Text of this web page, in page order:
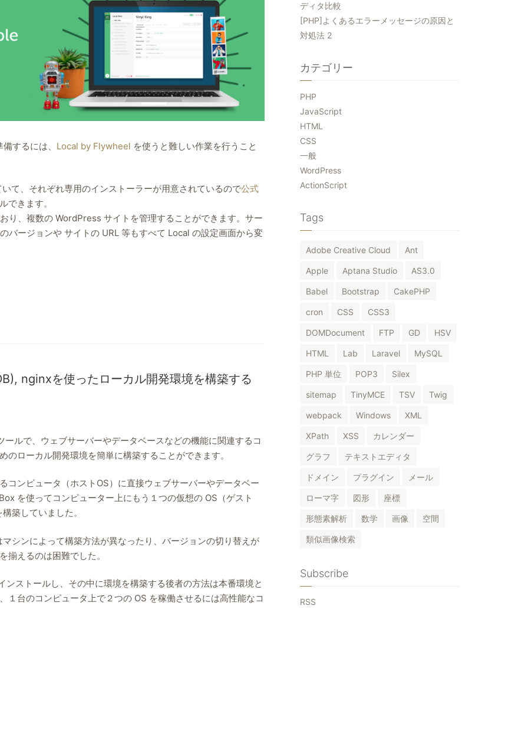
するには、 Local by Flywheel を使うと難しい作業を行うこと
て、それぞれ専用のインストーラーが用意されているので公式
できます。
、複数の WordPress サイトを管理することができます。サー
バージョンや サイトの URL 等もすべて Local の設定画面から変
nginxを使ったローカル開発環境を構築する
ルで、ウェブサーバーやデータベースなどの機能に関連するコ
ローカル開発環境を簡単に構築することができます。
コンピュータ（ホストOS）に直接ウェブサーバーやデータベー
を使ってコンピューター上にもう１つの仮想の OS（ゲスト
築していました。
シンによって構築方法が異なったり、バージョンの切り替えが
揃えるのは困難でした。
ストールし、その中に環境を構築する後者の方法は本番環境と
１台のコンピュータ上で２つの OS を稼働させるには高性能なコ
ディタ比較
[PHP]よくあるエラーメッセージの原因と
対処法 2
カテゴリー
PHP
JavaScript
HTML
CSS
一般
WordPress
ActionScript
Tags
Adobe Creative Cloud Ant
Apple Aptana Studio AS3.0
Babel Bootstrap CakePHP
cron CSS CSS3
DOMDocument FTP GD HSV
HTML Lab Laravel MySQL
PHP 単位 POP3 Silex
sitemap TinyMCE TSV Twig
webpack Windows XML
XPath XSS カレンダー
グラフ テキストエディタ
ドメイン プラグイン メール
ローマ字 図形 座標
形態素解析 数学 画像 空間
類似画像検索
Subscribe
RSS